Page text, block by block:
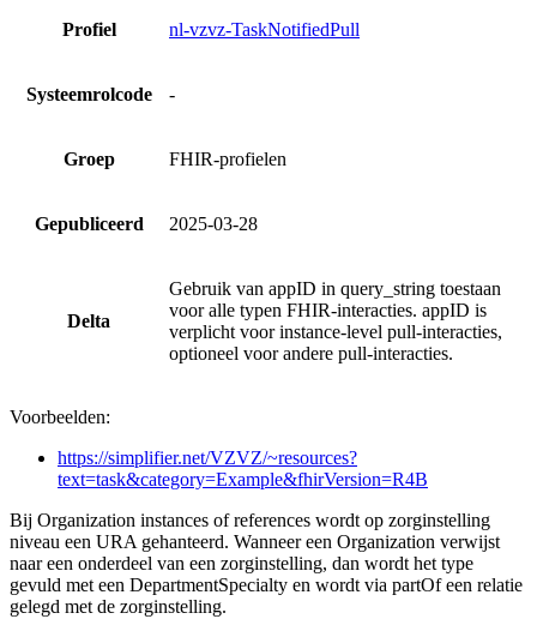
Profiel nl-vzvz-TaskNotifiedPull
Systeemrolcode -
Groep FHIR-profielen
Gepubliceerd 2025-03-28
Delta
Gebruik van appID in query_string toestaan
voor alle typen FHIR-interacties. appID is
verplicht voor instance-level pull-interacties,
optioneel voor andere pull-interacties.
Voorbeelden:
https://simplifier.net/VZVZ/~resources?
text=task&category=Example&fhirVersion=R4B
Bij Organization instances of references wordt op zorginstelling
niveau een URA gehanteerd. Wanneer een Organization verwijst
naar een onderdeel van een zorginstelling, dan wordt het type
gevuld met een DepartmentSpecialty en wordt via partOf een relatie
gelegd met de zorginstelling.